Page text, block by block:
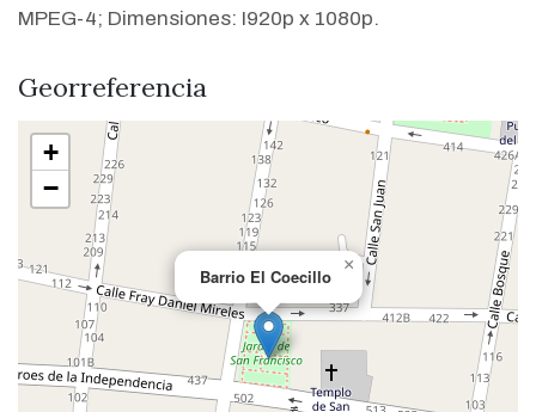
MPEG-4; Dimensiones: I920p x 1080p.
Georreferencia
Barrio El Coecillo
×
+
−